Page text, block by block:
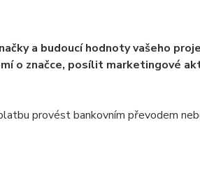
a budoucí hodnoty vašeho
o značce, posílit marketingové
provést bankovním převodem